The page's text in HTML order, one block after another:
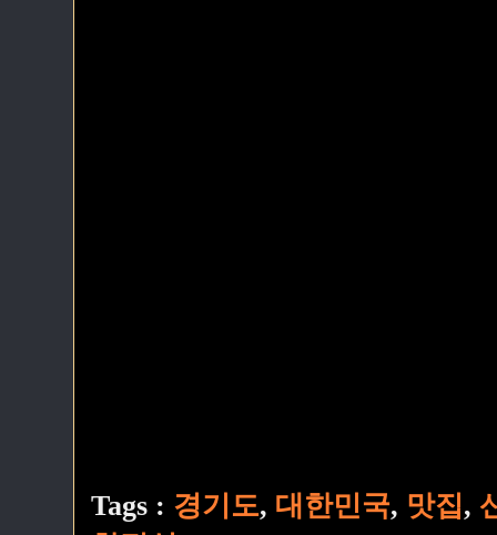
Tags : 경기도, 대한민국, 맛집,